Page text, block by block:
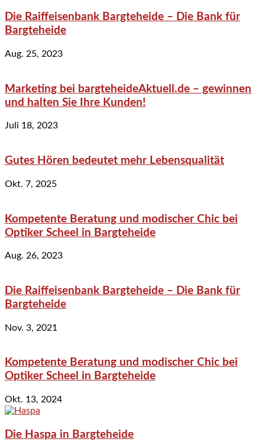
Die Raiffeisenbank Bargteheide – Die Bank für
Bargteheide
Aug. 25, 2023
Marketing bei bargteheideAktuell.de – gewinnen
und halten Sie Ihre Kunden!
Juli 18, 2023
Gutes Hören bedeutet mehr Lebensqualität
Okt. 7, 2025
Kompetente Beratung und modischer Chic bei
Optiker Scheel in Bargteheide
Aug. 26, 2023
Die Raiffeisenbank Bargteheide – Die Bank für
Bargteheide
Nov. 3, 2021
Kompetente Beratung und modischer Chic bei
Optiker Scheel in Bargteheide
Okt. 13, 2024
Die Haspa in Bargteheide